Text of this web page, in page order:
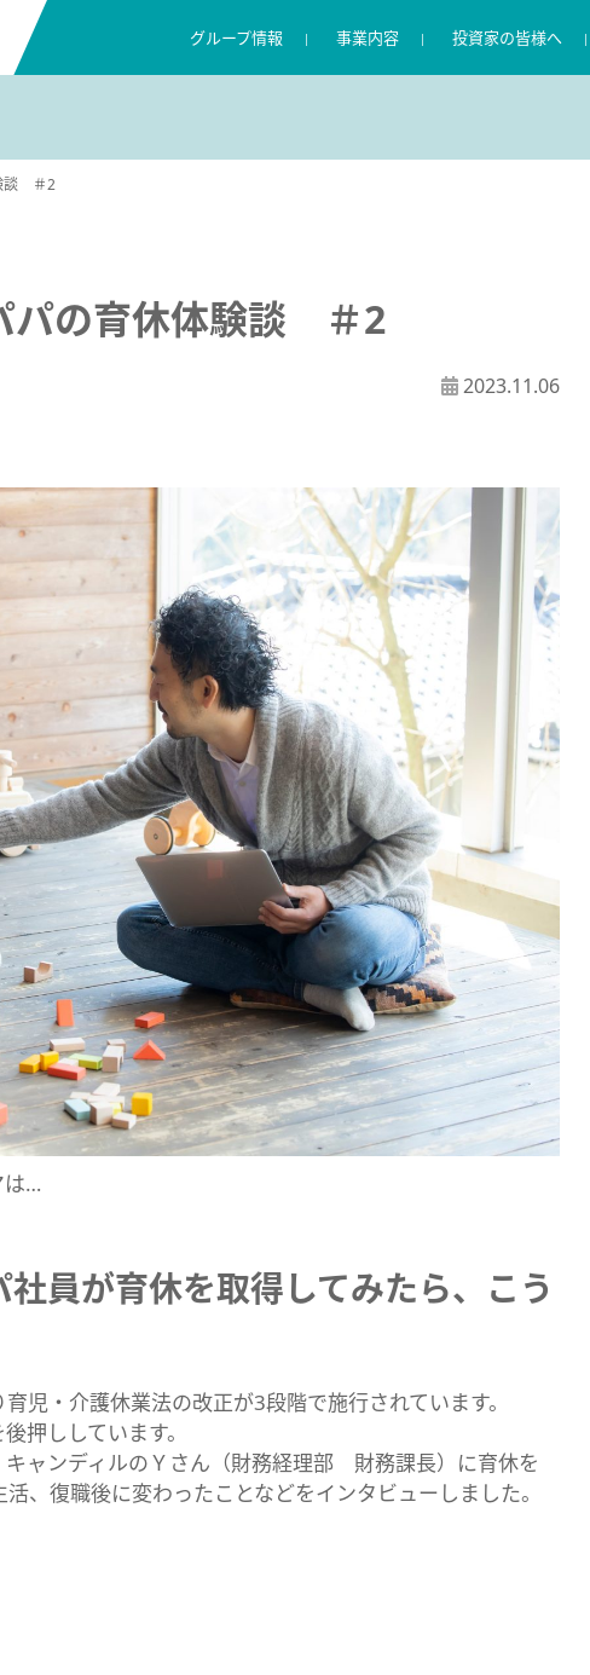
グループ情報
数字で見るキャンディル
事業内容
住環境向けサービス
投資家の皆様へ
株主・投資家の皆様へ
情報セキュリティ
キャリア採用
談 ＃2
パの育休体験談 ＃2
2023.11.06
は…
員が育休を取得してみたら、こう
児・介護休業法の改正が3段階で施行されています。
押ししています。
ャンディルのＹさん（財務経理部 財務課長）に育休を
、復職後に変わったことなどをインタビューしました。